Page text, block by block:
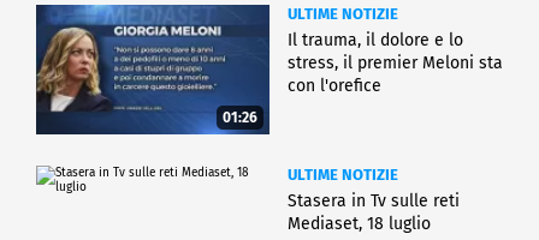
01:26
ULTIME NOTIZIE
Il trauma, il dolore e lo
stress, il premier Meloni sta
con l'orefice
ULTIME NOTIZIE
Stasera in Tv sulle reti
Mediaset, 18 luglio